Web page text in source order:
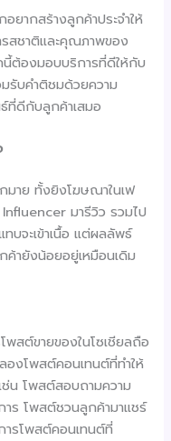
อยากสร้างลูกค้าประจำให้
รสชาติและคุณภาพของ
นี้ต้องมอบบริการที่ดีให้กับ
รับคำติชมด้วยความ
ที่ดีกับลูกค้าเสมอ
มาย ทั้งยิงโฆษณาในเฟ
มารีวิว รวมไป
จะเข้าเนื้อ แต่ผลลัพธ์
ค้ายังน้อยอยู่เหมือนเดิม
พสต์ขายของในโซเชียลถือ
งโพสต์คอนเทนต์ที่ทำให้
น โพสต์สอบถามความ
าร โพสต์ชวนลูกค้ามาแชร์
ารโพสต์คอนเทนต์ที่